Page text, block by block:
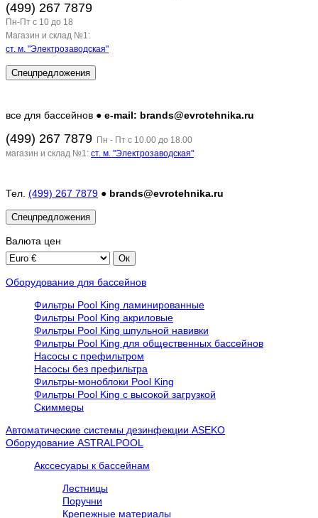
(499) 267 7879
Пн-Пт c 10 до 18
Магазин и склад №1:
ст. м. "Электрозаводская"
Спецпредложения
все для бассейнов ● e-mail: brands@evrotehnika.ru
(499) 267 7879 Пн - Пт с 10.00 до 18.00
магазин и склад №1: ст. м. "Электрозаводская"
Тел. (499) 267 7879 ● brands@evrotehnika.ru
Спецпредложения
Валюта цен
Оборудование для бассейнов
Фильтры Pool King ламинированные
Фильтры Pool King акриловые
Фильтры Pool King шпульной навивки
Фильтры Pool King для общественных бассейнов
Насосы с префильтром
Насосы без префильтра
Фильтры-моноблоки Pool King
Фильтры Pool King с высокой загрузкой
Скиммеры
Автоматические системы дезинфекции ASEKO
Оборудование ASTRALPOOL
Акссесуары к бассейнам
Лестницы
Поручни
Крепежные материалы